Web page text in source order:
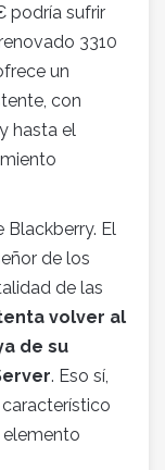
podría sufrir
3310
un
con
hasta el
El
de los
de las
volver al
de su
. Eso sí,